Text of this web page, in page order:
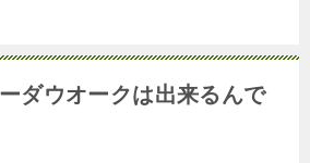
ダウオークは出来るんで